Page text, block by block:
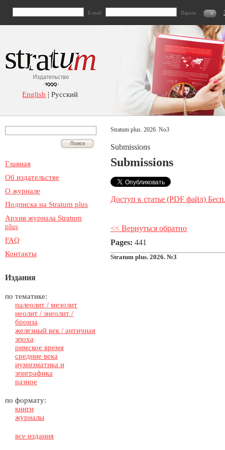
E-mail Пароль
English | Русский
Главная
Об издательстве
О журнале
Подписка на Stratum plus
Архив журнала Stratum
plus
FAQ
Контакты
Издания
по тематике:
палеолит / мезолит
неолит / энеолит /
бронза
железный век / античная
эпоха
римское время
средние века
нумизматика и
эпиграфика
разное
по формату:
книги
журналы
все издания
Stratum plus. 2026. No3
Submissions
Submissions
Доступ к статье (PDF файл)
<< Вернуться обратно
Pages: 441
Stratum plus. 2026. №3